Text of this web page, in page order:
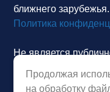
ближнего зарубежья.
Политика
Не является
Продолжая
на обработку